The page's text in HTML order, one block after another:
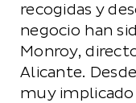
recogidas y
negocio han
Monroy,
Alicante.
muy implicado